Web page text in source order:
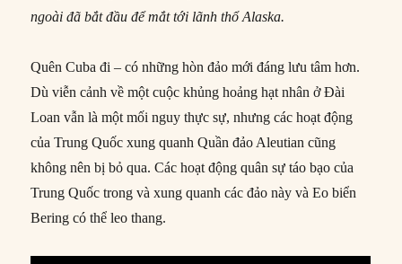
ngoài đã bắt đầu để mắt tới lãnh thổ Alaska.
Quên Cuba đi – có những hòn đảo mới đáng lưu tâm hơn.
Dù viễn cảnh về một cuộc khủng hoảng hạt nhân ở Đài
Loan vẫn là một mối nguy thực sự, nhưng các hoạt động
của Trung Quốc xung quanh Quần đảo Aleutian cũng
không nên bị bỏ qua. Các hoạt động quân sự táo bạo của
Trung Quốc trong và xung quanh các đảo này và Eo biển
Bering có thể leo thang.